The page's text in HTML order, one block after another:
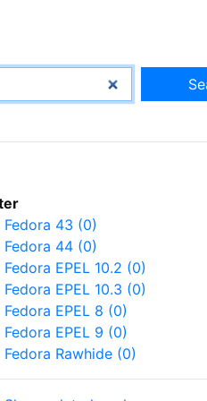
Fedora 43 (0)
Fedora 44 (0)
Fedora EPEL 10.2 (0)
Fedora EPEL 10.3 (0)
Fedora EPEL 8 (0)
Fedora EPEL 9 (0)
Fedora Rawhide (0)